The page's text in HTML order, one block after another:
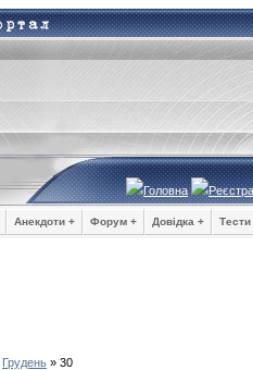
Головна
Анекдоти + Форум + Довідка + Тести
Грудень » 30